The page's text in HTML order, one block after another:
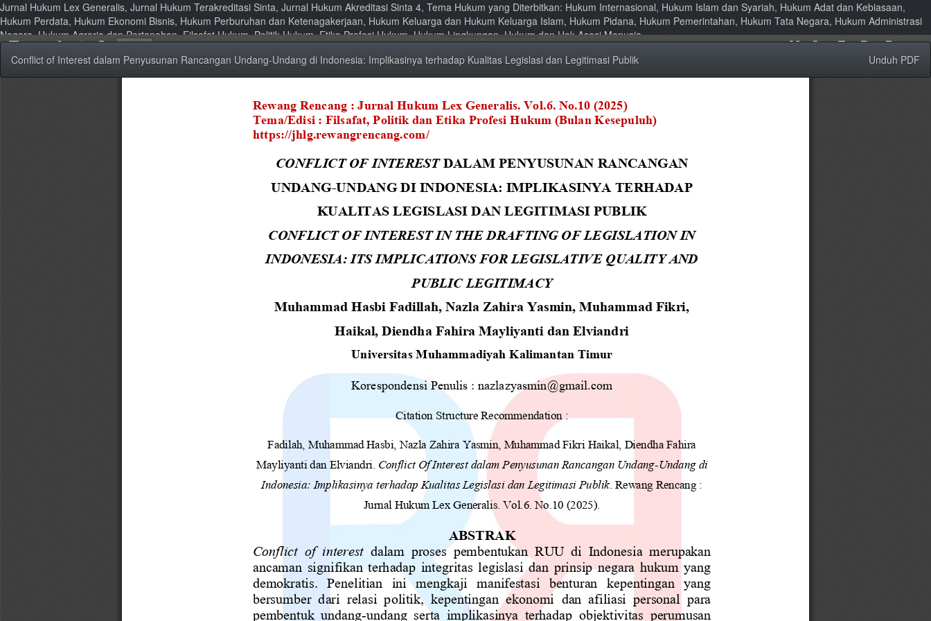
Jurnal Hukum Lex Generalis, Jurnal Hukum Terakreditasi Sinta, Jurnal Hukum Akreditasi Sinta 4, Tema Hukum yang Diterbitkan: Hukum Internasional, Hukum Islam dan Syariah, Hukum Adat dan Kebiasaan,
Hukum Perdata, Hukum Ekonomi Bisnis, Hukum Perburuhan dan Ketenagakerjaan, Hukum Keluarga dan Hukum Keluarga Islam, Hukum Pidana, Hukum Pemerintahan, Hukum Tata Negara, Hukum Administrasi
Negara, Hukum Agraria dan Pertanahan, Filsafat Hukum, Politik Hukum, Etika Profesi Hukum, Hukum Lingkungan, Hukum dan Hak Asasi Manusia
Rincian
Conflict of Interest dalam Penyusunan Rancangan Undang-Undang di Indonesia: Implikasinya terhadap Kualitas Legislasi dan Legitimasi Publik Unduh
Unduh PDF